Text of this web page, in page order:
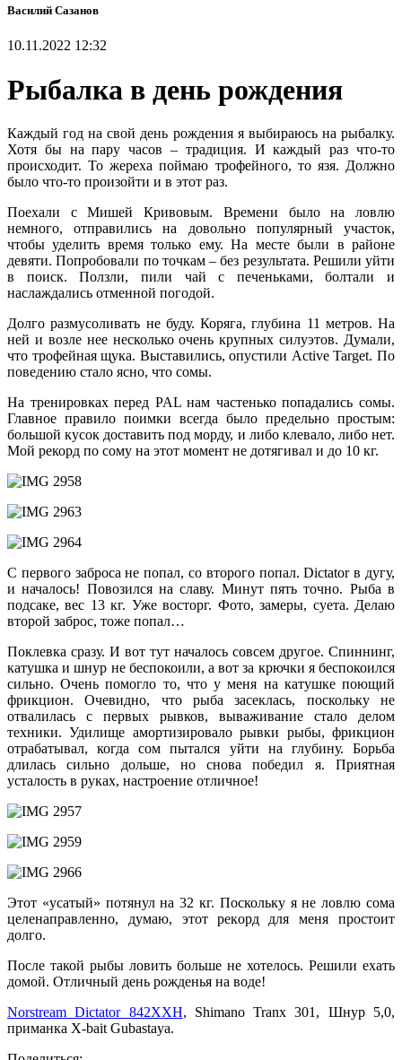
Василий Сазанов
10.11.2022 12:32
Рыбалка в день рождения
Каждый год на свой день рождения я выбираюсь на рыбалку.
Хотя бы на пару часов – традиция. И каждый раз что-то
происходит. То жереха поймаю трофейного, то язя. Должно
было что-то произойти и в этот раз.
Поехали с Мишей Кривовым. Времени было на ловлю
немного, отправились на довольно популярный участок,
чтобы уделить время только ему. На месте были в районе
девяти. Попробовали по точкам – без результата. Решили уйти
в поиск. Ползли, пили чай с печеньками, болтали и
наслаждались отменной погодой.
Долго размусоливать не буду. Коряга, глубина 11 метров. На
ней и возле нее несколько очень крупных силуэтов. Думали,
что трофейная щука. Выставились, опустили Active Target. По
поведению стало ясно, что сомы.
На тренировках перед PAL нам частенько попадались сомы.
Главное правило поимки всегда было предельно простым:
большой кусок доставить под морду, и либо клевало, либо нет.
Мой рекорд по сому на этот момент не дотягивал и до 10 кг.
С первого заброса не попал, со второго попал. Dictator в дугу,
и началось! Повозился на славу. Минут пять точно. Рыба в
подсаке, вес 13 кг. Уже восторг. Фото, замеры, суета. Делаю
второй заброс, тоже попал…
Поклевка сразу. И вот тут началось совсем другое. Спиннинг,
катушка и шнур не беспокоили, а вот за крючки я беспокоился
сильно. Очень помогло то, что у меня на катушке поющий
фрикцион. Очевидно, что рыба засеклась, поскольку не
отвалилась с первых рывков, вываживание стало делом
техники. Удилище амортизировало рывки рыбы, фрикцион
отрабатывал, когда сом пытался уйти на глубину. Борьба
длилась сильно дольше, но снова победил я. Приятная
усталость в руках, настроение отличное!
Этот «усатый» потянул на 32 кг. Поскольку я не ловлю сома
целенаправленно, думаю, этот рекорд для меня простоит
долго.
После такой рыбы ловить больше не хотелось. Решили ехать
домой. Отличный день рожденья на воде!
Norstream Dictator 842XXH, Shimano Tranx 301, Шнур 5,0,
приманка X-bait Gubastaya.